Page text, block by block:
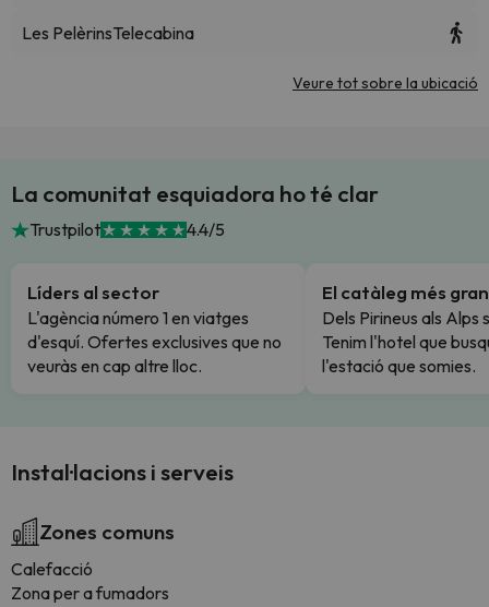
Les PelèrinsTelecabina
Veure tot sobre la ubicació
La comunitat esquiadora ho té clar
Trustpilot 4.4/5
Líders al sector
L'agència número 1 en viatges
d'esquí. Ofertes exclusives que no
veuràs en cap altre lloc.
El catàleg més gran
Dels Pirineus als Alps
Tenim l'hotel que
l'estació que somies.
Instal·lacions i serveis
Zones comuns
Calefacció
Zona per a fumadors